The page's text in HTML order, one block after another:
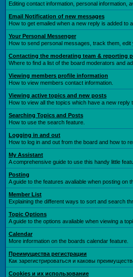
Editing contact information, personal information,
Email Notification of new messages
How to get emailed when a new reply is added to a
Your Personal Messenger
How to send personal messages, track them,
Contacting the moderating team & reporting
Where to find a list of the board moderators and
Viewing members profile information
How to view members contact information.
Viewing active topics and new posts
How to view all the topics which have a new
Searching Topics and Posts
How to use the search feature.
Logging in and out
How to log in and out from the board and how to
My Assistant
A comprehensive guide to use this handy little
Posting
A guide to the features avaliable when posting on
Member List
Explaining the different ways to sort and search
Topic Options
A guide to the options avaliable when viewing a
Calendar
More information on the boards calendar feature.
Преимущества регистрации
Как зарегистрироваться и каковы
Cookies и их использование